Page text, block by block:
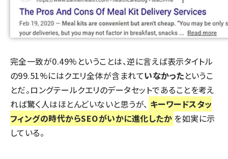
完全一致が0.49%ということは、逆に言えば表示タイトル
の99.51%にはクエリ全体が含まれていなかったというこ
とだ。ロングテールクエリのデータセットであることを考え
れば驚く人はほとんどいないと思うが、 キーワードスタッ
フィングの時代からSEOがいかに進化したか を如実に示
している。